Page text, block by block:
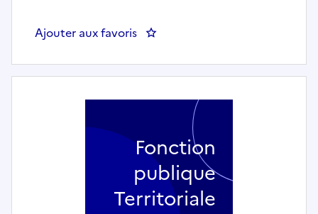
Ajouter aux favoris : Second de cuisine - CONSEIL
Fonction
publique
Territoriale